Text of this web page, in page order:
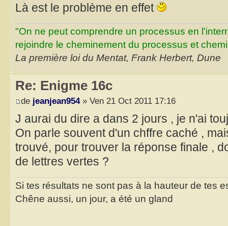
Là est le problème en effet
"On ne peut comprendre un processus en
rejoindre le cheminement du processus et
La première loi du Mentat, Frank Herbert, Dune
Re: Enigme 16c
de jeanjean954» Ven 21 Oct 2011 17:16
J aurai du dire a dans 2 jours , je n'ai
On parle souvent d'un chffre caché ,
trouvé, pour trouver la réponse finale ,
de lettres vertes ?
Si tes résultats ne sont pas à la hauteur de tes
Chêne aussi, un jour, a été un gland